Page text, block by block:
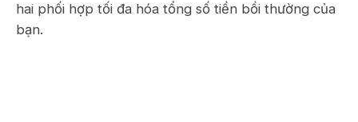
hai phối hợp tối đa hóa tổng số tiền bồi thường của
bạn.